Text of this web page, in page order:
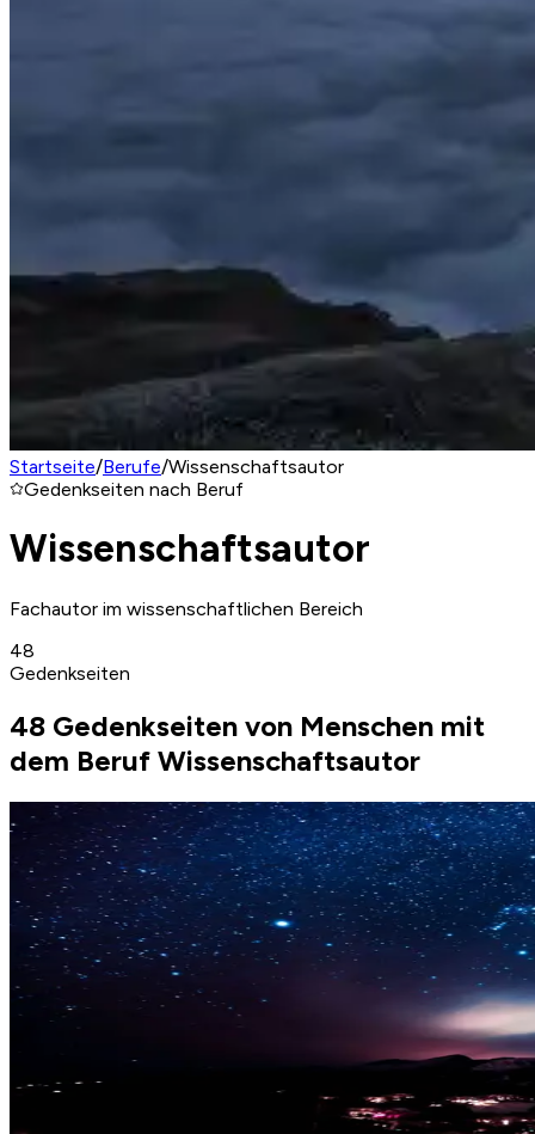
Startseite/Berufe/Wissenschaftsautor
Gedenkseiten nach Beruf
Wissenschaftsautor
Fachautor im wissenschaftlichen Bereich
48
Gedenkseiten
48 Gedenkseiten von Menschen mit
dem Beruf Wissenschaftsautor